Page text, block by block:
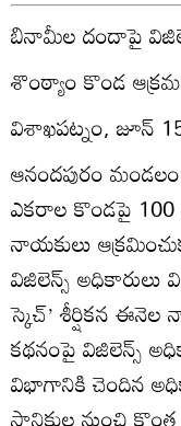
బినామీల దందాపై
శొంఠ్యాం కొండ
విశాఖపట్నం, జూన్‌
ఆనందపురం
ఎకరాల కొండపై 100
నాయకులు
విజిలెన్స్‌ అధికారులు
స్కెచ్‌’ శీర్షికన ఈనెల
కథనంపై విజిలెన్స్‌
విభాగానికి చెందిన